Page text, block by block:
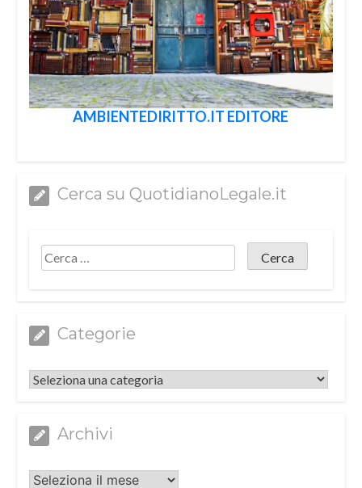
AMBIENTEDIRITTO.IT EDITORE
Cerca su QuotidianoLegale.it
Categorie
Categorie
Archivi
Archivi